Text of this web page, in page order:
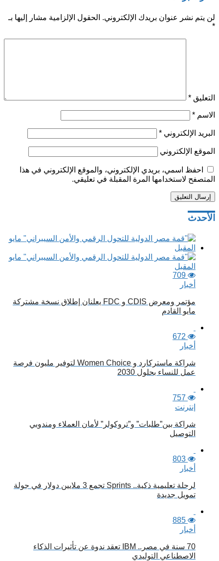
لن يتم نشر عنوان بريدك الإلكتروني. الحقول الإلزامية مشار إليها بـ
*
التعليق *
الاسم *
البريد الإلكتروني *
الموقع الإلكتروني
احفظ اسمي، بريدي الإلكتروني، والموقع الإلكتروني في هذا
المتصفح لاستخدامها المرة المقبلة في تعليقي.
تصفّح
الأحدث
709
أخبار
مؤتمر ومعرض CDIS و FDC يعلنان إطلاق نسخة مشتركة
مايو القادم
672
أخبار
شراكة ماستركارد و Women Choice لتوفير مليون فرصة
عمل للنساء بحلول 2030
757
إنترنت
شراكة بين”طلبات” و”تروكولر” لأمان العملاء ومندوبي
التوصيل
803
أخبار
لرحلة تعليمية ذكية.. Sprints تجمع 3 ملايين دولار في جولة
تمويل جديدة
885
أخبار
70 سنة في مصر.. IBM تعقد ندوة عن تأثيرات الذكاء
الاصطناعي التوليدي